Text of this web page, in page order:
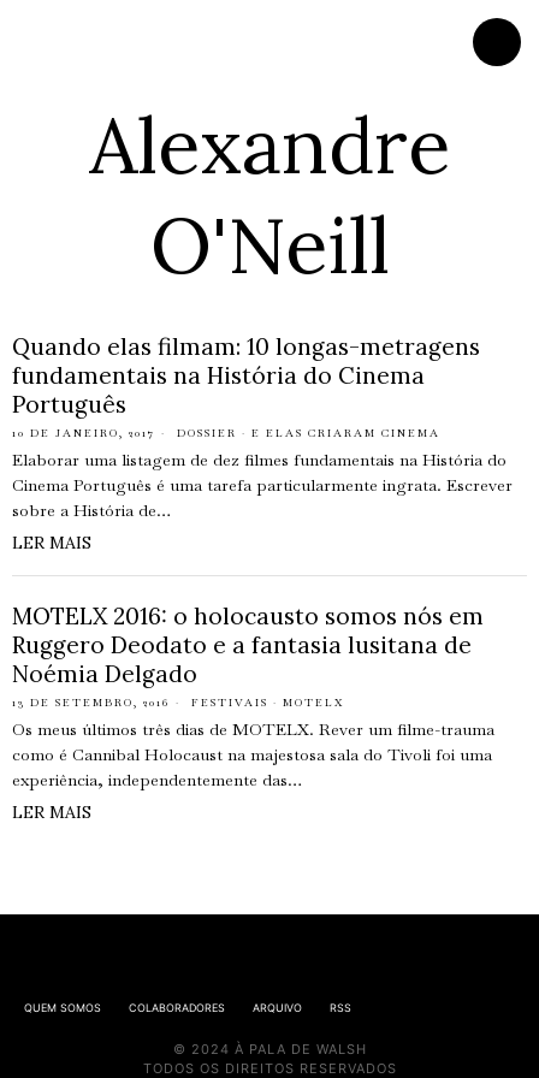
Alexandre
O'Neill
Quando elas filmam: 10 longas-metragens
fundamentais na História do Cinema
Português
10 DE JANEIRO, 2017 DOSSIER · E ELAS CRIARAM CINEMA
Elaborar uma listagem de dez filmes fundamentais na História do
Cinema Português é uma tarefa particularmente ingrata. Escrever
sobre a História de…
LER MAIS
MOTELX 2016: o holocausto somos nós em
Ruggero Deodato e a fantasia lusitana de
Noémia Delgado
13 DE SETEMBRO, 2016 FESTIVAIS · MOTELX
Os meus últimos três dias de MOTELX. Rever um filme-trauma
como é Cannibal Holocaust na majestosa sala do Tivoli foi uma
experiência, independentemente das…
LER MAIS
QUEM SOMOS COLABORADORES ARQUIVO RSS
© 2024 À PALA DE WALSH
TODOS OS DIREITOS RESERVADOS